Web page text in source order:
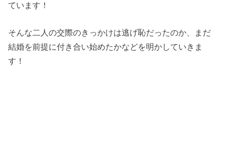
ています！
そんな二人の交際のきっかけは逃げ恥だったのか、まだ
結婚を前提に付き合い始めたかなどを明かしていきま
す！